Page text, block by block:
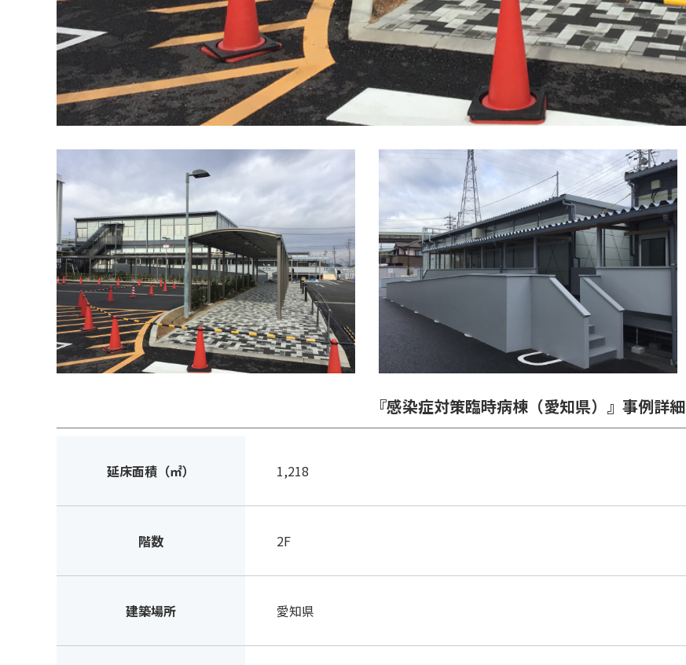
『感染症対策臨時病棟（愛知県）』事例詳細
延床面積（㎡） 1,218
階数 2F
建築場所 愛知県